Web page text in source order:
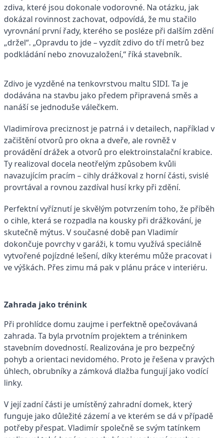
zdiva, které jsou dokonale vodorovné. Na otázku, jak
dokázal rovinnost zachovat, odpovídá, že mu stačilo
vyrovnání první řady, kterého se posléze při dalším zdění
„držel“. „Opravdu to jde – vyzdít zdivo do tří metrů bez
podkládání nebo znovuzaložení,“ říká stavebník.
Zdivo je vyzděné na tenkovrstvou maltu SIDI. Ta je
dodávána na stavbu jako předem připravená směs a
nanáší se jednoduše válečkem.
Vladimírova preciznost je patrná i v detailech, například v
začištění otvorů pro okna a dveře, ale rovněž v
provádění drážek a otvorů pro elektroinstalační krabice.
Ty realizoval docela neotřelým způsobem kvůli
navazujícím pracím – cihly drážkoval z horní části, svislé
provrtával a rovnou zazdíval husí krky při zdění.
Perfektní vyříznutí je skvělým potvrzením toho, že příběh
o cihle, která se rozpadla na kousky při drážkování, je
skutečně mýtus. V současné době pan Vladimír
dokončuje povrchy v garáži, k tomu využívá speciálně
vytvořené pojízdné lešení, díky kterému může pracovat i
ve výškách. Přes zimu má pak v plánu práce v interiéru.
Zahrada jako trénink
Při prohlídce domu zaujme i perfektně opečovávaná
zahrada. Ta byla prvotním projektem a tréninkem
stavebním dovedností. Realizována je pro bezpečný
pohyb a orientaci nevidomého. Proto je řešena v pravých
úhlech, obrubníky a zámková dlažba fungují jako vodící
linky.
V její zadní části je umístěný zahradní domek, který
funguje jako důležité zázemí a ve kterém se dá v případě
potřeby přespat. Vladimír společně se svým tatínkem